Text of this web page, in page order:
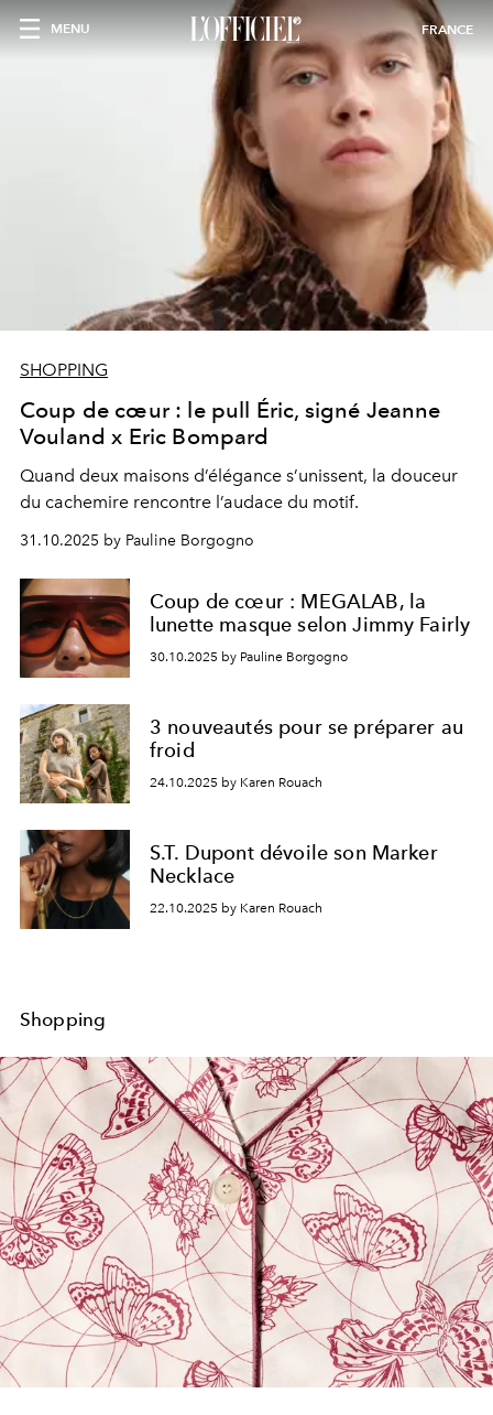
MENU FRANCE
SHOPPING
Coup de cœur : le pull Éric, signé Jeanne
Vouland x Eric Bompard
Quand deux maisons d’élégance s’unissent, la douceur
du cachemire rencontre l’audace du motif.
31.10.2025 by Pauline Borgogno
Coup de cœur : MEGALAB, la
lunette masque selon Jimmy Fairly
30.10.2025 by Pauline Borgogno
3 nouveautés pour se préparer au
froid
24.10.2025 by Karen Rouach
S.T. Dupont dévoile son Marker
Necklace
22.10.2025 by Karen Rouach
Shopping